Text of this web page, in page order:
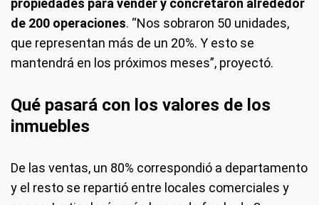
propiedades para vender y concretaron alrededor
de 200 operaciones. “Nos sobraron 50 unidades,
que representan más de un 20%. Y esto se
mantendrá en los próximos meses”, proyectó.
Qué pasará con los valores de los
inmuebles
De las ventas, un 80% correspondió a departamento
y el resto se repartió entre locales comerciales y